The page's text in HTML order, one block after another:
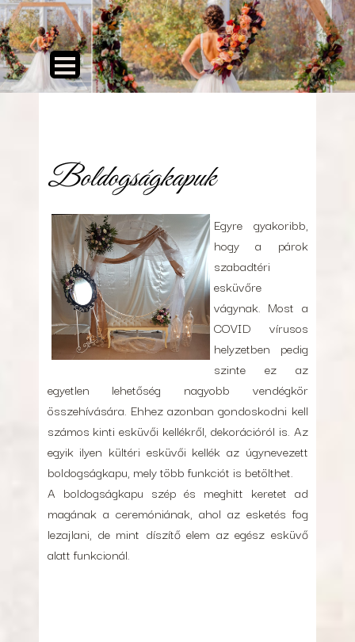
Boldogságkapuk
Egyre gyakoribb,
hogy a párok
szabadtéri
esküvőre
vágynak. Most a
COVID vírusos
helyzetben pedig
szinte ez az
egyetlen lehetőség nagyobb vendégkör
összehívására. Ehhez azonban gondoskodni kell
számos kinti esküvői kellékről, dekorációról is. Az
egyik ilyen kültéri esküvői kellék az úgynevezett
boldogságkapu, mely több funkciót is betölthet.
A boldogságkapu szép és meghitt keretet ad
magának a ceremóniának, ahol az esketés fog
lezajlani, de mint díszítő elem az egész esküvő
alatt funkcionál.